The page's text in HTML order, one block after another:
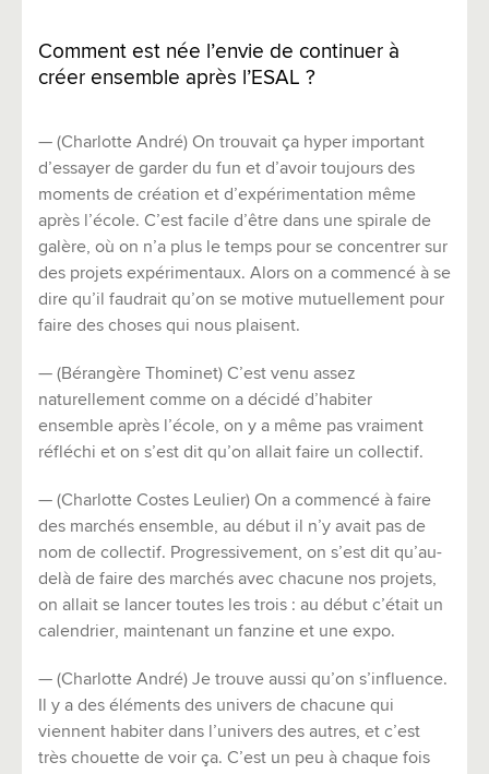
Comment est née l’envie de continuer à
créer ensemble après l’ESAL ?
— (Charlotte André) On trouvait ça hyper important
d’essayer de garder du fun et d’avoir toujours des
moments de création et d’expérimentation même
après l’école. C’est facile d’être dans une spirale de
galère, où on n’a plus le temps pour se concentrer sur
des projets expérimentaux. Alors on a commencé à se
dire qu’il faudrait qu’on se motive mutuellement pour
faire des choses qui nous plaisent.
— (Bérangère Thominet) C’est venu assez
naturellement comme on a décidé d’habiter
ensemble après l’école, on y a même pas vraiment
réfléchi et on s’est dit qu’on allait faire un collectif.
— (Charlotte Costes Leulier) On a commencé à faire
des marchés ensemble, au début il n’y avait pas de
nom de collectif. Progressivement, on s’est dit qu’au-
delà de faire des marchés avec chacune nos projets,
on allait se lancer toutes les trois : au début c’était un
calendrier, maintenant un fanzine et une expo.
— (Charlotte André) Je trouve aussi qu’on s’influence.
Il y a des éléments des univers de chacune qui
viennent habiter dans l’univers des autres, et c’est
très chouette de voir ça. C’est un peu à chaque fois